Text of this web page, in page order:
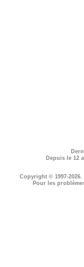
Depuis le 12
Copyright © 1997-2026.
Pour les